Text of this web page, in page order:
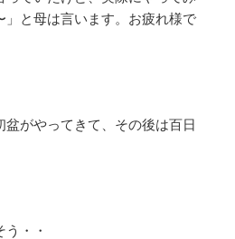
」と母は言います。お疲れ様で
盆がやってきて、その後は百日
・・